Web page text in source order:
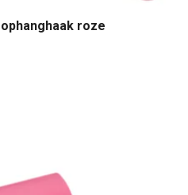
roze